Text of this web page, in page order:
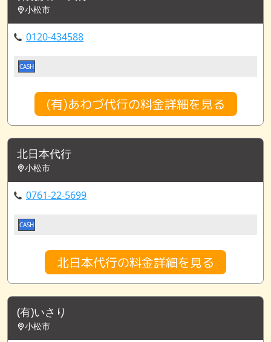
小松市
0120-434588
CASH
(有)あわづ代行の料金詳細を見る
北日本代行
小松市
0761-22-5699
CASH
北日本代行の料金詳細を見る
(有)いさり
小松市